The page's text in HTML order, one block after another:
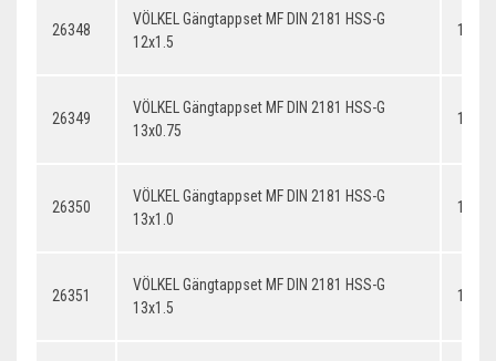
26348
VÖLKEL Gängtappset MF DIN 2181 HSS-G
12x1.5
26349
VÖLKEL Gängtappset MF DIN 2181 HSS-G
13x0.75
26350
VÖLKEL Gängtappset MF DIN 2181 HSS-G
13x1.0
26351
VÖLKEL Gängtappset MF DIN 2181 HSS-G
13x1.5